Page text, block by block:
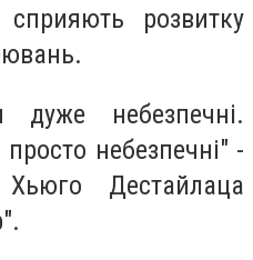
розвитку
дуже небезпечні.
небезпечні" -
Дестайлаца